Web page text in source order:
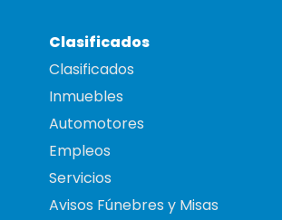
Clasificados
Clasificados
Inmuebles
Automotores
Empleos
Servicios
Avisos Fúnebres y Misas